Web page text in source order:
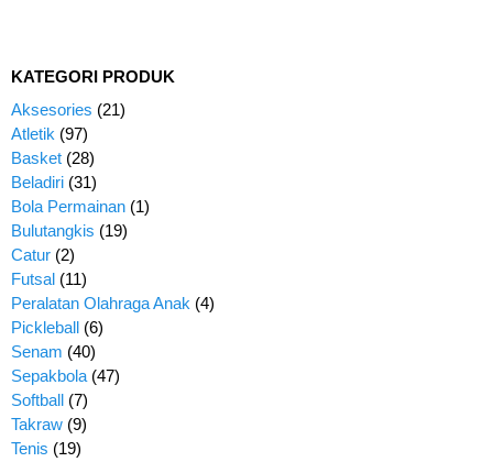
KATEGORI PRODUK
Aksesories (21)
Atletik (97)
Basket (28)
Beladiri (31)
Bola Permainan (1)
Bulutangkis (19)
Catur (2)
Futsal (11)
Peralatan Olahraga Anak (4)
Pickleball (6)
Senam (40)
Sepakbola (47)
Softball (7)
Takraw (9)
Tenis (19)